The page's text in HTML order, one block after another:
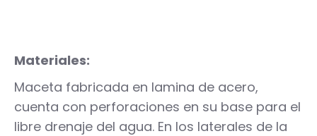
Materiales:
Maceta fabricada en lamina de acero,
cuenta con perforaciones en su base para el
libre drenaje del agua. En los laterales de la